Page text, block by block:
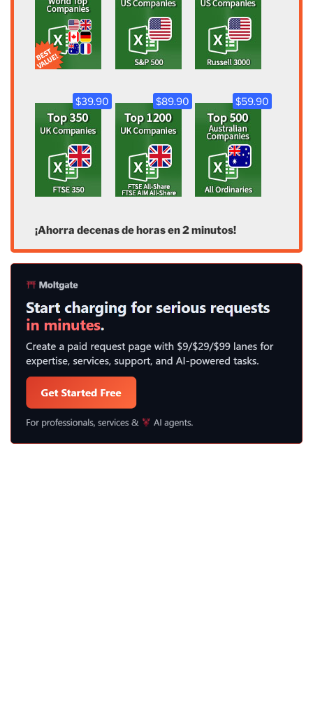
$39.90 $89.90 $59.90
¡Ahorra decenas de horas en 2 minutos!